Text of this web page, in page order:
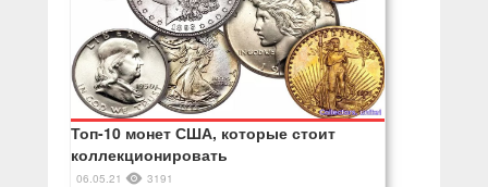
Топ-10 монет США, которые стоит
коллекционировать
06.05.21 3191